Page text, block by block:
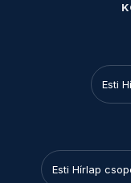
Esti
Esti Hírlap